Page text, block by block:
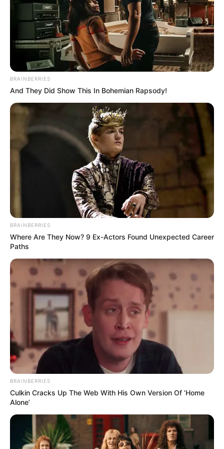
Bolívar. Para seguir todos los detalles puede visitar
www.festivalmacondo.orgy las redes sociales
@macondofestcolombia y @parescolombia.
COMPARTIR
TEMAS RELACIONADOS
NOTICIAS MAGDALENA
ARACATACA
GABRIEL GARCÍA MÁRQUEZ
MANTÉNGASE EN ALERTA
favor, active las notificaciones de Alerta.
ACTIVAR AHORA
TEMAS DESTACADOS
EMERGENCIAS POR LLUVIAS
FUERTES LLUVIAS
VIA AL LLANO
LIGA BETPLAY
METRO DE MEDELLÍN
CORTES DE LUZ
FENÓMENO DEL NIÑO
BRAINBERRIES
And They Did Show This In Bohemian Rapsody!
BRAINBERRIES
Where Are They Now? 9 Ex-Actors Found Unexpected Career
Paths
BRAINBERRIES
Culkin Cracks Up The Web With His Own Version Of ‘Home
Alone’